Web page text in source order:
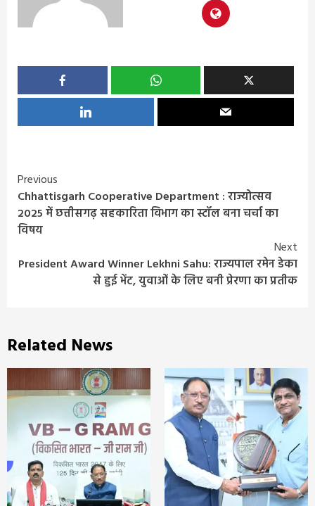
Continue
Reading
Previous
Chhattisgarh Cooperative Department : राज्योत्सव
2025 में छत्तीसगढ़ सहकारिता विभाग का स्टॉल बना चर्चा का
विषय
Next
President Award Winner Lekhni Sahu: राज्यपाल रमेन डेका
से हुई भेंट, युवाओं के लिए बनी प्रेरणा का प्रतीक
Related News